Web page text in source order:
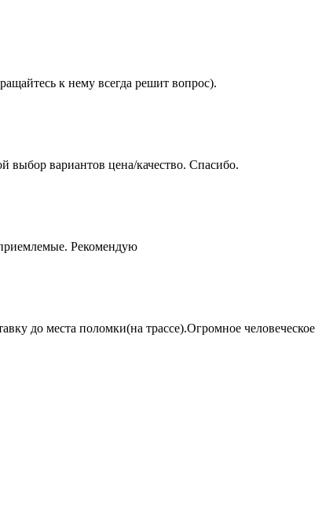
к нему всегда решит вопрос).
выбор вариантов цена/качество. Спасибо.
Рекомендую
до места поломки(на трассе).Огромное человеческое